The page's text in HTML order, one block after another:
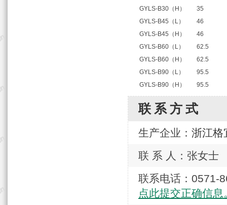
GYLS-B30（H）
35
GYLS-B45（L）
46
GYLS-B45（H）
46
GYLS-B60（L）
62.5
GYLS-B60（H）
62.5
GYLS-B90（L）
95.5
GYLS-B90（H）
95.5
联系方式
生产企业： 浙江格
联 系 人：张女士
联系电话：
点此提交正确信息